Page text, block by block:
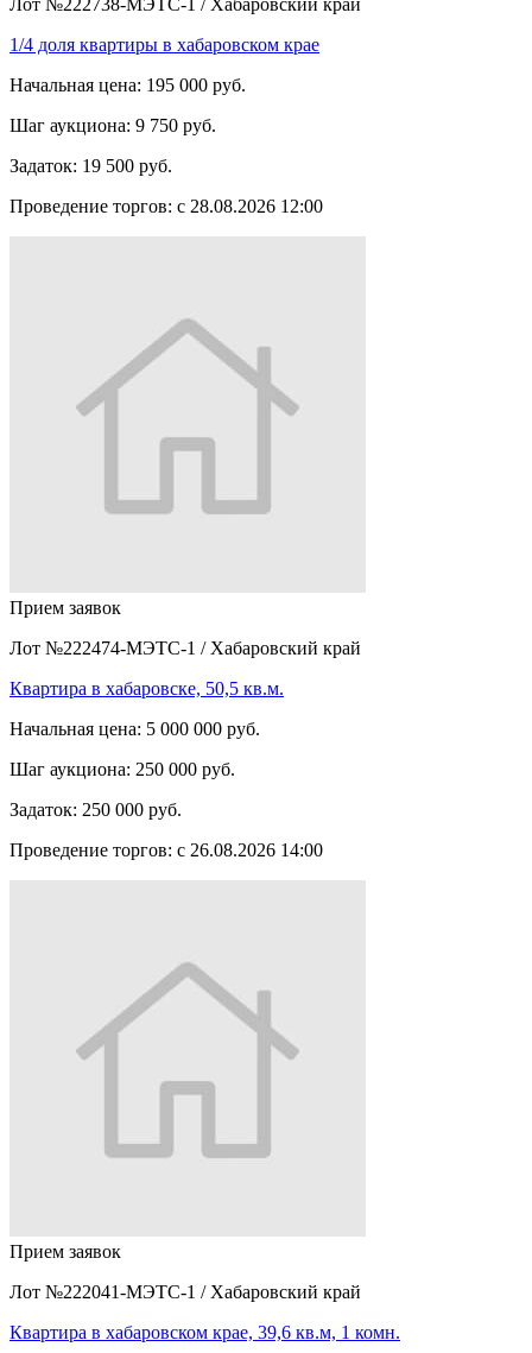
Лот №222738-МЭТС-1 / Хабаровский край
1/4 доля квартиры в хабаровском крае
Начальная цена: 195 000 руб.
Шаг аукциона: 9 750 руб.
Задаток: 19 500 руб.
Проведение торгов: с 28.08.2026 12:00
Прием заявок
Лот №222474-МЭТС-1 / Хабаровский край
Квартира в хабаровске, 50,5 кв.м.
Начальная цена: 5 000 000 руб.
Шаг аукциона: 250 000 руб.
Задаток: 250 000 руб.
Проведение торгов: с 26.08.2026 14:00
Прием заявок
Лот №222041-МЭТС-1 / Хабаровский край
Квартира в хабаровском крае, 39,6 кв.м, 1 комн.